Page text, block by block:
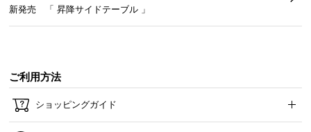
新発売 「 昇降サイドテーブル 」
ご利用方法
ショッピングガイド